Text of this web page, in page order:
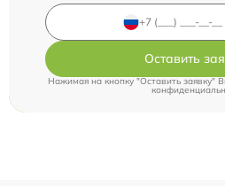
Оставить
Нажимая на кнопку "Оставить заявку"